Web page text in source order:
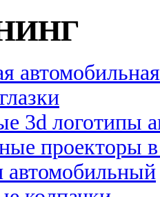
3d логотипы
проекторы
автомобильный